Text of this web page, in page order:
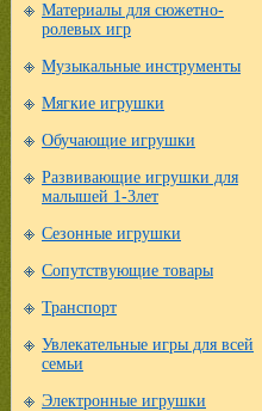
Материалы для сюжетно-
ролевых игр
Музыкальные инструменты
Мягкие игрушки
Обучающие игрушки
Развивающие игрушки для
малышей 1-3лет
Сезонные игрушки
Сопутствующие товары
Транспорт
Увлекательные игры для всей
семьи
Электронные игрушки